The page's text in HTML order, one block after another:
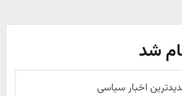
شد
اخبار سیاسی